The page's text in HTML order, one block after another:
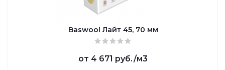
Baswool Лайт 45, 70 мм
от 4 671 руб./м3